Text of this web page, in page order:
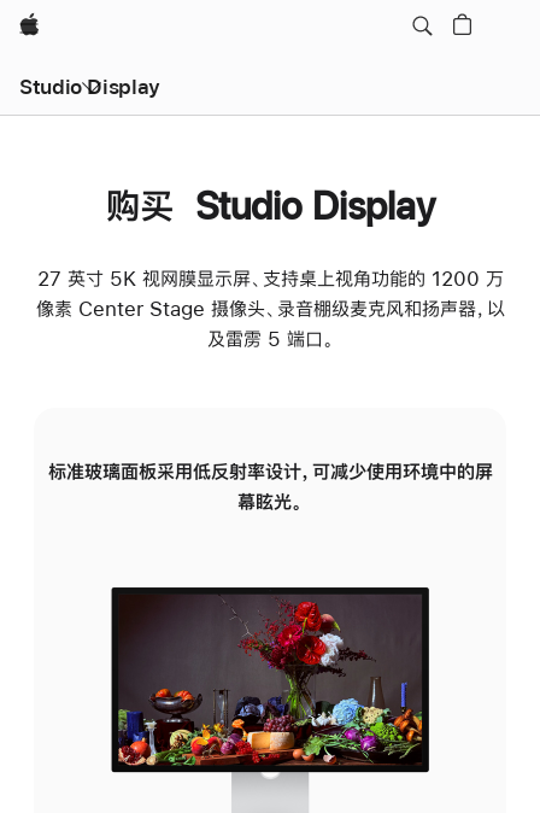
Apple
Studio Display
购买 Studio Display
27 英寸 5K 视网膜显示屏、支持桌上视角功能的 1200 万
像素 Center Stage 摄像头、录音棚级麦克风和扬声器，以
及雷雳 5 端口。
标准玻璃面板采用低反射率设计，可减少使用环境中的屏
幕眩光。